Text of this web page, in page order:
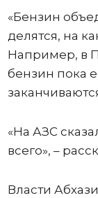
«Бензин
делятся, на
Например, в
бензин пока
«На АЗС
всего», –
Власти